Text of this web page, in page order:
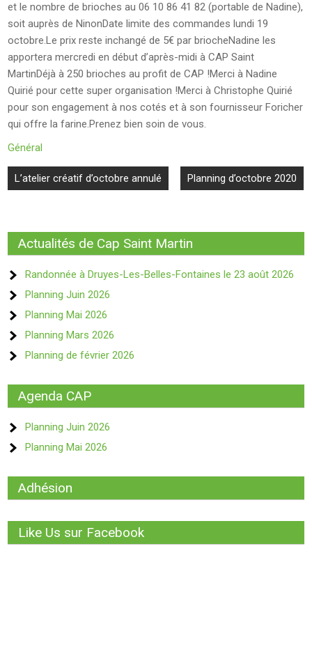
et le nombre de brioches au 06 10 86 41 82 (portable de Nadine),
soit auprès de NinonDate limite des commandes lundi 19
octobre.Le prix reste inchangé de 5€ par briocheNadine les
apportera mercredi en début d’après-midi à CAP Saint
MartinDéjà à 250 brioches au profit de CAP !Merci à Nadine
Quirié pour cette super organisation !Merci à Christophe Quirié
pour son engagement à nos cotés et à son fournisseur Foricher
qui offre la farine.Prenez bien soin de vous.
Général
Navigation
de
L’atelier créatif d’octobre annulé Planning d’octobre 2020
Actualités de Cap Saint Martin
Randonnée à Druyes-Les-Belles-Fontaines le 23 août 2026
Planning Juin 2026
Planning Mai 2026
Planning Mars 2026
Planning de février 2026
Agenda CAP
Planning Juin 2026
Planning Mai 2026
Adhésion
Like Us sur Facebook